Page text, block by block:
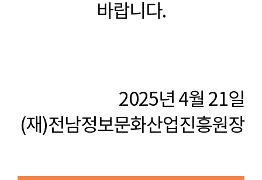
바랍니다.
2025년 4월 21일
(재)전남정보문화산업진흥원장